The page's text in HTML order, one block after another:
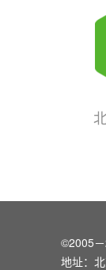
©2005
地址：